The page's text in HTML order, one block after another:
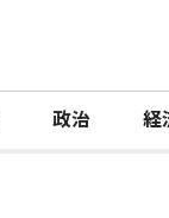
政治 経